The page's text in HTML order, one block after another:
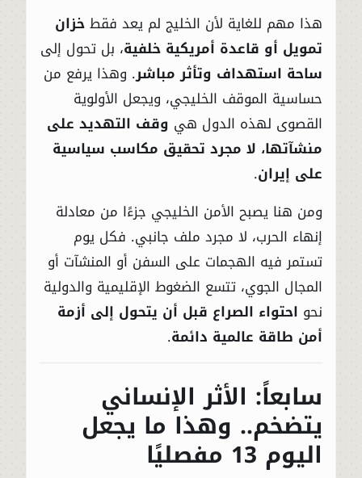
هذا مهم للغاية لأن الخليج لم يعد فقطخزان
تمويل أو قاعدة أمريكية خلفية، بل تحول إلى
ساحة استهداف وتأثر مباشر. وهذا يرفع من
حساسية الموقف الخليجي، ويجعل الأولوية
القصوى لهذه الدول هي وقف التهديد على
منشآتها، لا مجرد تحقيق مكاسب سياسية
على إيران.
ومن هنا يصبح الأمن الخليجي جزءًا من معادلة
إنهاء الحرب، لا مجرد ملف جانبي. فكل يوم
تستمر فيه الهجمات على السفن أو المنشآت أو
المجال الجوي، تتسع الضغوط الإقليمية والدولية
نحو احتواء الصراع قبل أن يتحول إلى أزمة
أمن طاقة عالمية دائمة.
سابعاً: الأثر الإنساني
يتضخم.. وهذا ما يجعل
اليوم 13 مفصليًا